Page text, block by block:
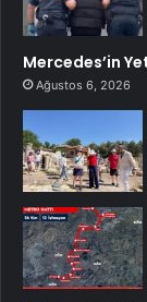
Mercedes’in
Ağustos 6, 2026